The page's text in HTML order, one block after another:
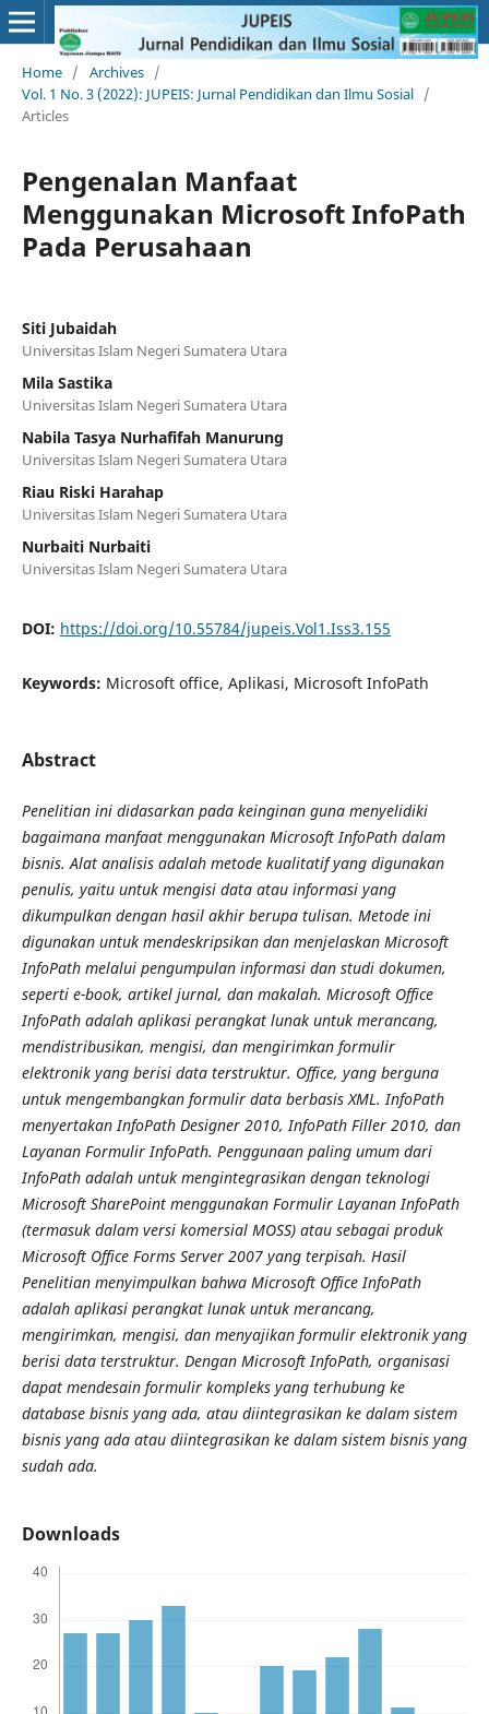
Home / Archives /
Vol. 1 No. 3 (2022): JUPEIS: Jurnal Pendidikan dan Ilmu Sosial /
Articles
Pengenalan Manfaat
Menggunakan Microsoft InfoPath
Pada Perusahaan
Siti Jubaidah
Universitas Islam Negeri Sumatera Utara
Mila Sastika
Universitas Islam Negeri Sumatera Utara
Nabila Tasya Nurhafifah Manurung
Universitas Islam Negeri Sumatera Utara
Riau Riski Harahap
Universitas Islam Negeri Sumatera Utara
Nurbaiti Nurbaiti
Universitas Islam Negeri Sumatera Utara
DOI: https://doi.org/10.55784/jupeis.Vol1.Iss3.155
Keywords: Microsoft office, Aplikasi, Microsoft InfoPath
Abstract
Penelitian ini didasarkan pada keinginan guna menyelidiki
bagaimana manfaat menggunakan Microsoft InfoPath dalam
bisnis. Alat analisis adalah metode kualitatif yang digunakan
penulis, yaitu untuk mengisi data atau informasi yang
dikumpulkan dengan hasil akhir berupa tulisan. Metode ini
digunakan untuk mendeskripsikan dan menjelaskan Microsoft
InfoPath melalui pengumpulan informasi dan studi dokumen,
seperti e-book, artikel jurnal, dan makalah. Microsoft Office
InfoPath adalah aplikasi perangkat lunak untuk merancang,
mendistribusikan, mengisi, dan mengirimkan formulir
elektronik yang berisi data terstruktur. Office, yang berguna
untuk mengembangkan formulir data berbasis XML. InfoPath
menyertakan InfoPath Designer 2010, InfoPath Filler 2010, dan
Layanan Formulir InfoPath. Penggunaan paling umum dari
InfoPath adalah untuk mengintegrasikan dengan teknologi
Microsoft SharePoint menggunakan Formulir Layanan InfoPath
(termasuk dalam versi komersial MOSS) atau sebagai produk
Microsoft Office Forms Server 2007 yang terpisah. Hasil
Penelitian menyimpulkan bahwa Microsoft Office InfoPath
adalah aplikasi perangkat lunak untuk merancang,
mengirimkan, mengisi, dan menyajikan formulir elektronik yang
berisi data terstruktur. Dengan Microsoft InfoPath, organisasi
dapat mendesain formulir kompleks yang terhubung ke
database bisnis yang ada, atau diintegrasikan ke dalam sistem
bisnis yang ada atau diintegrasikan ke dalam sistem bisnis yang
sudah ada.
Downloads